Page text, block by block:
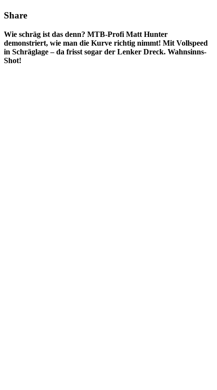
Share
Wie schräg ist das denn? MTB-Profi Matt Hunter
demonstriert, wie man die Kurve richtig nimmt! Mit Vollspeed
in Schräglage – da frisst sogar der Lenker Dreck. Wahnsinns-
Shot!